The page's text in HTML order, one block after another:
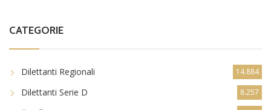
CATEGORIE
Dilettanti Regionali 14.884
Dilettanti Serie D 8.257